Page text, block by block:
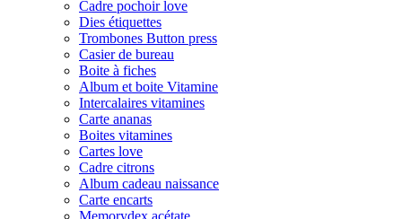
Cadre pochoir love
Dies étiquettes
Trombones Button press
Casier de bureau
Boite à fiches
Album et boite Vitamine
Intercalaires vitamines
Carte ananas
Boites vitamines
Cartes love
Cadre citrons
Album cadeau naissance
Carte encarts
Memorydex acétate